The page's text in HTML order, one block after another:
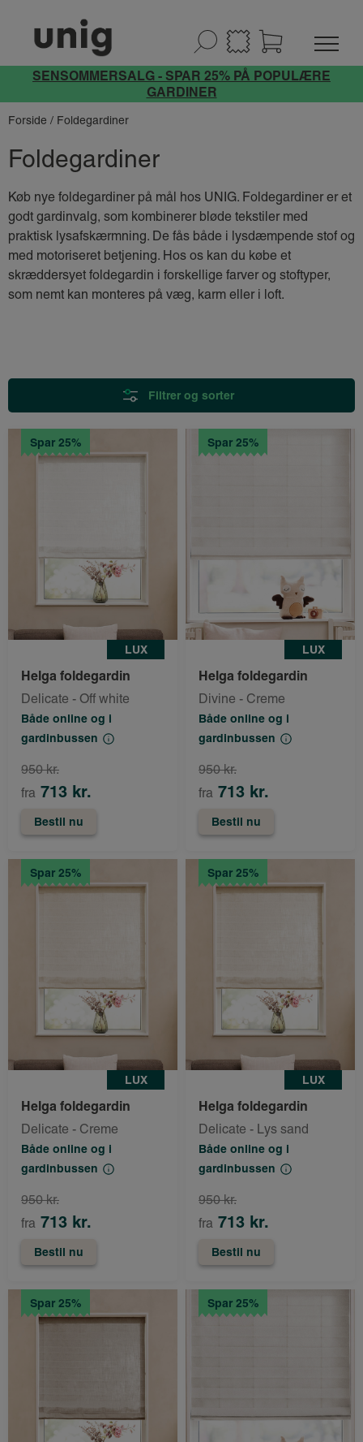
SENSOMMERSALG - SPAR 25% PÅ POPULÆRE
GARDINER
Forside / Foldegardiner
Foldegardiner
Køb nye foldegardiner på mål hos UNIG. Foldegardiner er et
godt gardinvalg, som kombinerer bløde tekstiler med
praktisk lysafskærmning. De fås både i lysdæmpende stof og
med motoriseret betjening. Hos os kan du købe et
skræddersyet foldegardin i forskellige farver og stoftyper,
som nemt kan monteres på væg, karm eller i loft.
Filtrer og sorter
Spar 25%
LUX
Helga foldegardin
Delicate - Off white
Både online og i
gardinbussen
fra 713 kr.
950 kr.
Bestil nu
Spar 25%
LUX
Helga foldegardin
Divine - Creme
Både online og i
gardinbussen
fra 713 kr.
950 kr.
Bestil nu
Spar 25%
LUX
Helga foldegardin
Delicate - Creme
Både online og i
gardinbussen
fra 713 kr.
950 kr.
Bestil nu
Spar 25%
LUX
Helga foldegardin
Delicate - Lys sand
Både online og i
gardinbussen
fra 713 kr.
950 kr.
Bestil nu
Spar 25% Spar 25%